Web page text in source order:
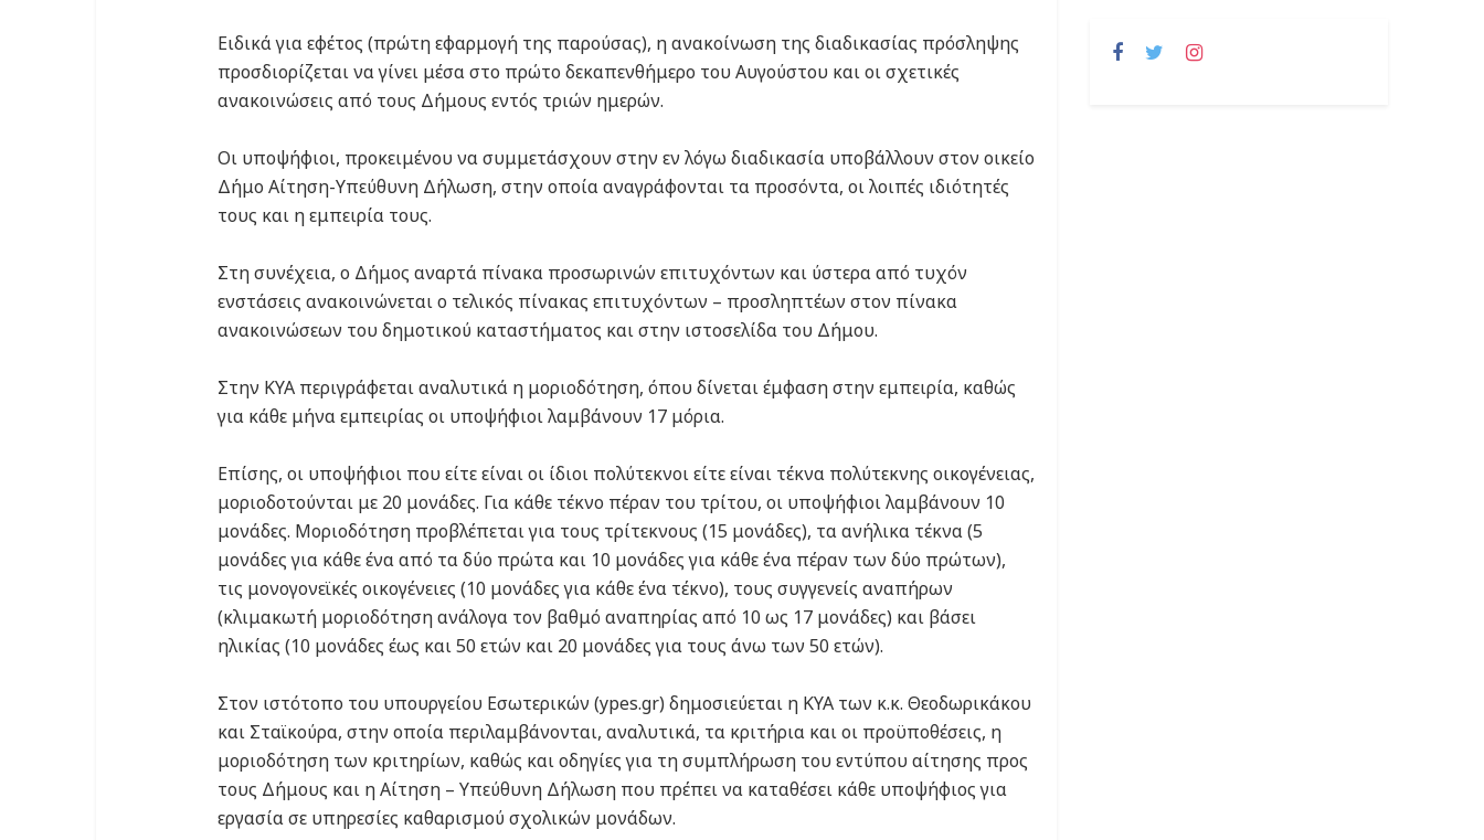
Ειδικά για εφέτος (πρώτη εφαρμογή της παρούσας), η ανακοίνωση της διαδικασίας πρόσληψης
προσδιορίζεται να γίνει μέσα στο πρώτο δεκαπενθήμερο του Αυγούστου και οι σχετικές
ανακοινώσεις από τους Δήμους εντός τριών ημερών.
Οι υποψήφιοι, προκειμένου να συμμετάσχουν στην εν λόγω διαδικασία υποβάλλουν στον οικείο
Δήμο Αίτηση-Υπεύθυνη Δήλωση, στην οποία αναγράφονται τα προσόντα, οι λοιπές ιδιότητές
τους και η εμπειρία τους.
Στη συνέχεια, ο Δήμος αναρτά πίνακα προσωρινών επιτυχόντων και ύστερα από τυχόν
ενστάσεις ανακοινώνεται ο τελικός πίνακας επιτυχόντων – προσληπτέων στον πίνακα
ανακοινώσεων του δημοτικού καταστήματος και στην ιστοσελίδα του Δήμου.
Στην ΚΥΑ περιγράφεται αναλυτικά η μοριοδότηση, όπου δίνεται έμφαση στην εμπειρία, καθώς
για κάθε μήνα εμπειρίας οι υποψήφιοι λαμβάνουν 17 μόρια.
Επίσης, οι υποψήφιοι που είτε είναι οι ίδιοι πολύτεκνοι είτε είναι τέκνα πολύτεκνης οικογένειας,
μοριοδοτούνται με 20 μονάδες. Για κάθε τέκνο πέραν του τρίτου, οι υποψήφιοι λαμβάνουν 10
μονάδες. Μοριοδότηση προβλέπεται για τους τρίτεκνους (15 μονάδες), τα ανήλικα τέκνα (5
μονάδες για κάθε ένα από τα δύο πρώτα και 10 μονάδες για κάθε ένα πέραν των δύο πρώτων),
τις μονογονεϊκές οικογένειες (10 μονάδες για κάθε ένα τέκνο), τους συγγενείς αναπήρων
(κλιμακωτή μοριοδότηση ανάλογα τον βαθμό αναπηρίας από 10 ως 17 μονάδες) και βάσει
ηλικίας (10 μονάδες έως και 50 ετών και 20 μονάδες για τους άνω των 50 ετών).
Στον ιστότοπο του υπουργείου Εσωτερικών (ypes.gr) δημοσιεύεται η ΚΥΑ των κ.κ. Θεοδωρικάκου
και Σταϊκούρα, στην οποία περιλαμβάνονται, αναλυτικά, τα κριτήρια και οι προϋποθέσεις, η
μοριοδότηση των κριτηρίων, καθώς και οδηγίες για τη συμπλήρωση του εντύπου αίτησης προς
τους Δήμους και η Αίτηση – Υπεύθυνη Δήλωση που πρέπει να καταθέσει κάθε υποψήφιος για
εργασία σε υπηρεσίες καθαρισμού σχολικών μονάδων.